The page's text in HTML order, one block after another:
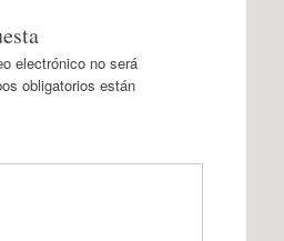
electrónico no será
obligatorios están